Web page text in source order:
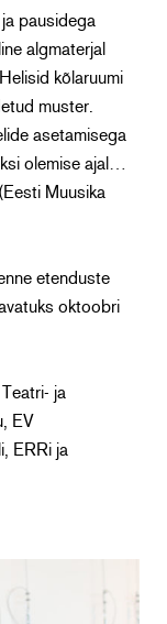
pausidega
algmaterjal
kõlaruumi
muster.
asetamisega
olemise ajal…
Muusika
etenduste
oktoobri
ja
EV
ERRi ja